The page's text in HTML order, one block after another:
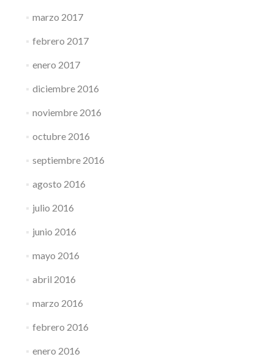
marzo 2017
febrero 2017
enero 2017
diciembre 2016
noviembre 2016
octubre 2016
septiembre 2016
agosto 2016
julio 2016
junio 2016
mayo 2016
abril 2016
marzo 2016
febrero 2016
enero 2016